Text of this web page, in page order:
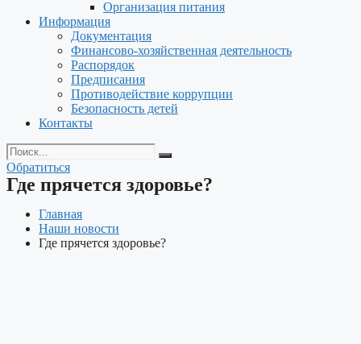
Организация питания
Информация
Документация
Финансово-хозяйственная деятельность
Распорядок
Предписания
Противодействие коррупции
Безопасность детей
Контакты
Обратиться
Где прячется здоровье?
Главная
Наши новости
Где прячется здоровье?